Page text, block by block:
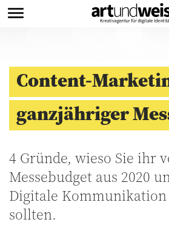
Content-
ganzjähriger
4 Gründe, wieso Sie ihr
Messebudget aus 2020
Digitale Kommunikation
sollten.